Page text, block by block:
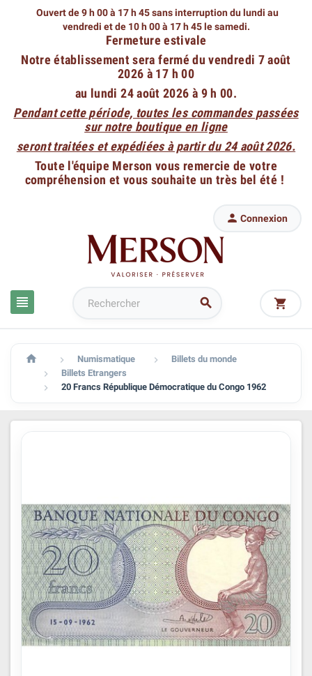
Ouvert de 9 h 00 à 17 h 45 sans interruption du lundi au
vendredi et de 10 h 00 à 17 h 45 le samedi.
Fermeture estivale
Notre établissement sera fermé du vendredi 7 août
2026 à 17 h 00
au lundi 24 août 2026 à 9 h 00.
Pendant cette période, toutes les commandes passées
sur notre boutique en ligne
seront traitées et expédiées à partir du 24 août 2026.
Toute l'équipe Merson vous remercie de votre
compréhension et vous souhaite un très bel été !
 
 Connexion

  Numismatique  Billets du monde
 Billets Etrangers
 20 Francs République Démocratique du Congo 1962